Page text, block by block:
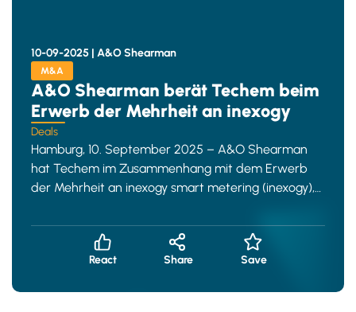
10-09-2025 | A&O Shearman
M&A
A&O Shearman berät Techem beim
Erwerb der Mehrheit an inexogy
Deals
Hamburg, 10. September 2025 – A&O Shearman
hat Techem im Zusammenhang mit dem Erwerb
der Mehrheit an inexogy smart metering (inexogy),
React Share Save